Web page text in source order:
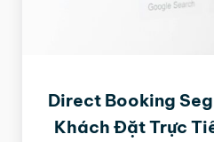
Direct Booking
Khách Đặt Trực